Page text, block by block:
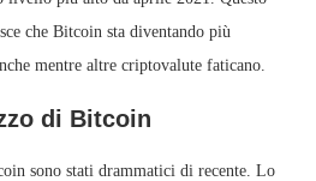
che Bitcoin sta diventando più
mentre altre criptovalute faticano.
di Bitcoin
sono stati drammatici di recente. Lo